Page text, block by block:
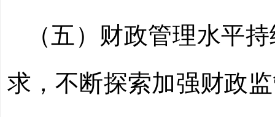
（五）财政管理水平
求，不断探索加强财政